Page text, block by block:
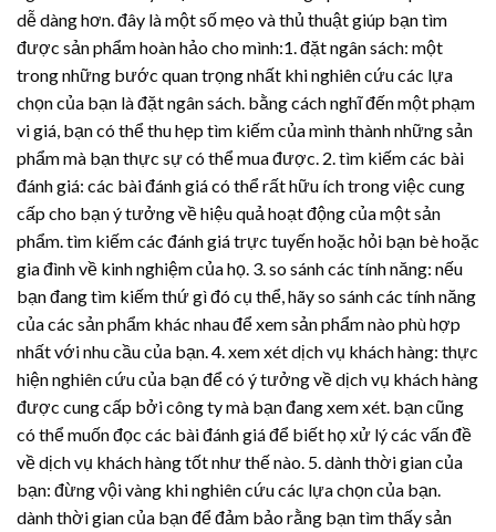
dễ dàng hơn. đây là một số mẹo và thủ thuật giúp bạn tìm
được sản phẩm hoàn hảo cho mình:1. đặt ngân sách: một
trong những bước quan trọng nhất khi nghiên cứu các lựa
chọn của bạn là đặt ngân sách. bằng cách nghĩ đến một phạm
vi giá, bạn có thể thu hẹp tìm kiếm của mình thành những sản
phẩm mà bạn thực sự có thể mua được. 2. tìm kiếm các bài
đánh giá: các bài đánh giá có thể rất hữu ích trong việc cung
cấp cho bạn ý tưởng về hiệu quả hoạt động của một sản
phẩm. tìm kiếm các đánh giá trực tuyến hoặc hỏi bạn bè hoặc
gia đình về kinh nghiệm của họ. 3. so sánh các tính năng: nếu
bạn đang tìm kiếm thứ gì đó cụ thể, hãy so sánh các tính năng
của các sản phẩm khác nhau để xem sản phẩm nào phù hợp
nhất với nhu cầu của bạn. 4. xem xét dịch vụ khách hàng: thực
hiện nghiên cứu của bạn để có ý tưởng về dịch vụ khách hàng
được cung cấp bởi công ty mà bạn đang xem xét. bạn cũng
có thể muốn đọc các bài đánh giá để biết họ xử lý các vấn đề
về dịch vụ khách hàng tốt như thế nào. 5. dành thời gian của
bạn: đừng vội vàng khi nghiên cứu các lựa chọn của bạn.
dành thời gian của bạn để đảm bảo rằng bạn tìm thấy sản